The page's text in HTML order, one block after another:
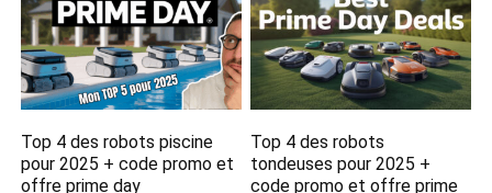
Top 4 des robots piscine
pour 2025 + code promo et
offre prime day
Top 4 des robots
tondeuses pour 2025 +
code promo et offre prime